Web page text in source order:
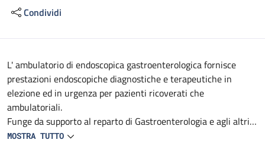
Condividi
Descrizione
L' ambulatorio di endoscopica gastroenterologica fornisce
prestazioni endoscopiche diagnostiche e terapeutiche in
elezione ed in urgenza per pazienti ricoverati che
ambulatoriali.
Funge da supporto al reparto di Gastroenterologia e agli altri
reparti e DS del Policlinico (Medicine, Geriatrie, Oncologie,
MOSTRA TUTTO